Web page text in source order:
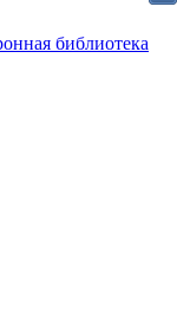
библиотека